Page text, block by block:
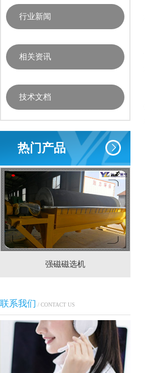
行业新闻
相关资讯
技术文档
热门产品
强磁磁选机
联系我们 / CONTACT US